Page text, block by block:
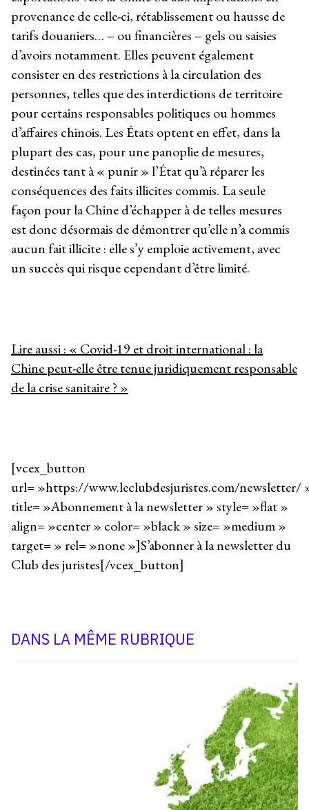
provenance de celle-ci, rétablissement ou hausse de
tarifs douaniers… – ou financières – gels ou saisies
d’avoirs notamment. Elles peuvent également
consister en des restrictions à la circulation des
personnes, telles que des interdictions de territoire
pour certains responsables politiques ou hommes
d’affaires chinois. Les États optent en effet, dans la
plupart des cas, pour une panoplie de mesures,
destinées tant à « punir » l’État qu’à réparer les
conséquences des faits illicites commis. La seule
façon pour la Chine d’échapper à de telles mesures
est donc désormais de démontrer qu’elle n’a commis
aucun fait illicite : elle s’y emploie activement, avec
un succès qui risque cependant d’être limité.
Lire aussi : « Covid-19 et droit international : la
Chine peut-elle être tenue juridiquement responsable
de la crise sanitaire ? »
[vcex_button
url= »https://www.leclubdesjuristes.com/newsletter/
title= »Abonnement à la newsletter » style= »flat »
align= »center » color= »black » size= »medium »
target= » rel= »none »]S’abonner à la newsletter du
Club des juristes[/vcex_button]
DANS LA MÊME RUBRIQUE